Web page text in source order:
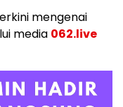
mengenai
media 062.live